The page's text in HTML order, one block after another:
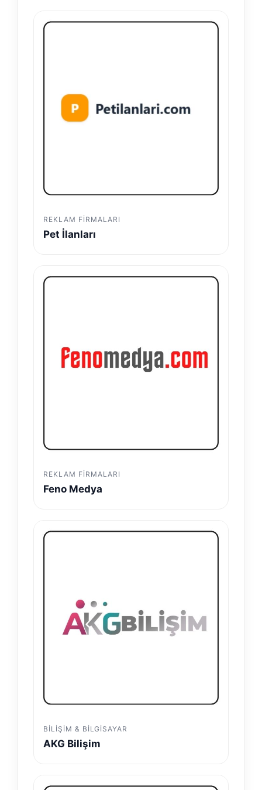
REKLAM FIRMALARI
Pet İlanları
REKLAM FIRMALARI
Feno Medya
BILIŞIM & BILGISAYAR
AKG Bilişim